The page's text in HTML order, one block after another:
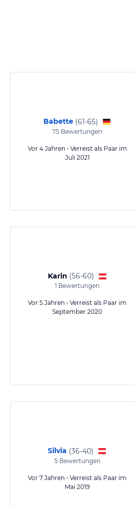
Babette (61-65)
75 Bewertungen
Vor 4 Jahren • Verreist als Paar im
Juli 2021
Karin (56-60)
1 Bewertungen
Vor 5 Jahren • Verreist als Paar im
September 2020
Silvia (36-40)
5Bewertungen
Vor 7 Jahren • Verreist als Paar im
Mai 2019